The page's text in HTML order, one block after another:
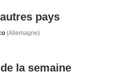
pays
(Allemagne)
la semaine